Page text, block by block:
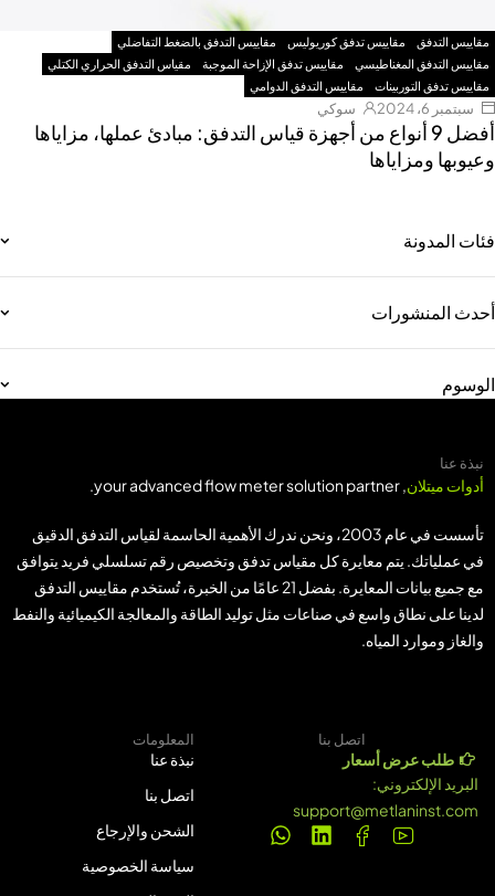
مقاييس التدفق مقاييس تدفق كوريوليس
مقاييس التدفق بالضغط التفاضلي
مقاييس التدفق المغناطيسي
مقاييس تدفق الإزاحة الموجبة
مقياس التدفق الحراري الكتلي
مقاييس تدفق التوربينات
مقاييس التدفق الدوامي
سبتمبر 6، 2024 سوكي
أفضل 9 أنواع من أجهزة قياس التدفق: مبادئ عملها، مزاياها
وعيوبها ومزاياها
فئات المدونة
أحدث المنشورات
الوسوم
نبذة عنا
أدوات ميتلان
تأسست في عام 2003، ونحن ندرك الأهمية الحاسمة لقياس التدفق الدقيق
في عملياتك. يتم معايرة كل مقياس تدفق وتخصيص رقم تسلسلي فريد يتوافق
مع جميع بيانات المعايرة. بفضل 21 عامًا من الخبرة، تُستخدم مقاييس التدفق
لدينا على نطاق واسع في صناعات مثل توليد الطاقة والمعالجة الكيميائية والنفط
والغاز وموارد المياه.
اتصل بنا
طلب عرض أسعار
البريد الإلكتروني:
support@metlaninst.com
المعلومات
نبذة عنا
اتصل بنا
الشحن والإرجاع
سياسة الخصوصية